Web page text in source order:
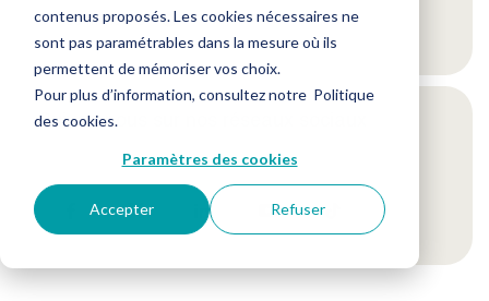
contenus proposés. Les cookies nécessaires ne
sont pas paramétrables dans la mesure où ils
permettent de mémoriser vos choix.
Pour plus d’information, consultez notre Politique
des cookies.
Paramètres des cookies
Accepter Refuser
Je m'inscris
Suivez-nous sur nos réseaux sociaux